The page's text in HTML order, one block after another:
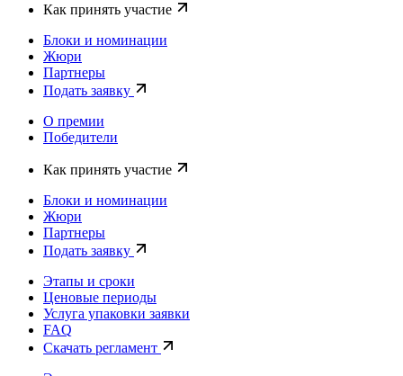
Как принять участие
Блоки и номинации
Жюри
Партнеры
Подать заявку
О премии
Победители
Как принять участие
Блоки и номинации
Жюри
Партнеры
Подать заявку
Этапы и сроки
Ценовые периоды
Услуга упаковки заявки
FAQ
Скачать регламент